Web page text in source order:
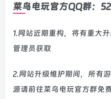
菜鸟电玩官方QQ群：
1.网站近期重构，将有重大
管理员获取
2.网站升级维护期间，所有
源请前往菜鸟电玩官方群免